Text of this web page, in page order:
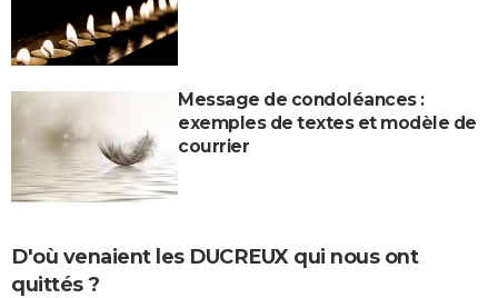
Message de condoléances :
exemples de textes et modèle de
courrier
D'où venaient les DUCREUX qui nous ont
quittés ?